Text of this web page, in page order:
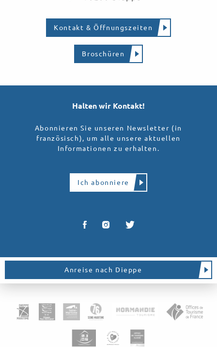
Kontakt & Öffnungszeiten
Broschüren
Halten wir Kontakt!
Abonnieren Sie unseren Newsletter (in
französisch), um alle unsere aktuellen
Informationen zu erhalten.
Ich abonniere
Anreise nach Dieppe